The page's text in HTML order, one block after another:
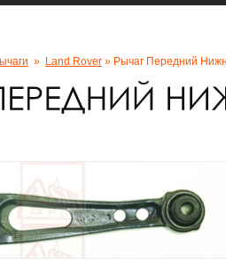
» Land Rover » Рычаг Передний